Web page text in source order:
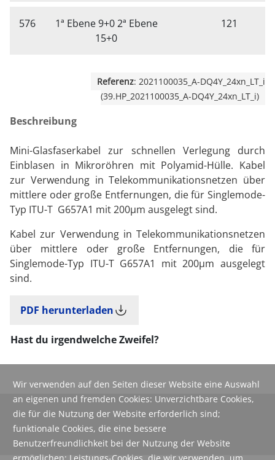
Wir verwenden auf den Seiten dieser Website eine Auswahl
an eigenen und fremden Cookies: Unverzichtbare Cookies,
die für die Nutzung der Website erforderlich sind;
funktionale Cookies, die eine bessere
Benutzerfreundlichkeit bei der Nutzung der Website
ermöglichen; Leistungs-Cookies, die wir verwenden, um
576
1ª Ebene 9+0 2ª Ebene
15+0
121
Referenz: 2021100035_A-DQ4Y_24xn_LT_i
(39.HP_2021100035_A-DQ4Y_24xn_LT_i)
Beschreibung
Mini-Glasfaserkabel zur schnellen Verlegung durch
Einblasen in Mikroröhren mit Polyamid-Hülle. Kabel
zur Verwendung in Telekommunikationsnetzen über
mittlere oder große Entfernungen, die für Singlemode-
Typ ITU-T G657A1 mit 200μm ausgelegt sind.
Kabel zur Verwendung in Telekommunikationsnetzen
über mittlere oder große Entfernungen, die für
Singlemode-Typ ITU-T G657A1 mit 200μm ausgelegt
sind.
PDF herunterladen
Hast du irgendwelche Zweifel?